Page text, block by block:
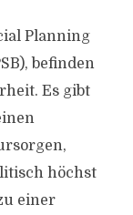
Planning
befinden
Es gibt
höchst
einer